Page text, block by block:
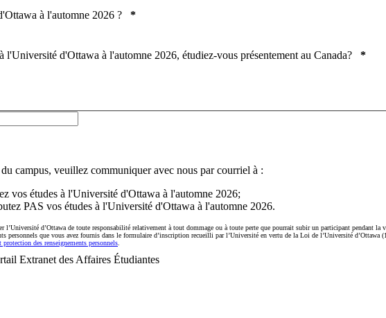
à l'automne 2026 ? *
l'Université d'Ottawa à l'automne 2026, étudiez-vous présentement au Canada? *
campus, veuillez communiquer avec nous par courriel à :
vos études à l'Université d'Ottawa à l'automne 2026;
PAS vos études à l'Université d'Ottawa à l'automne 2026.
l’Université d’Ottawa de toute responsabilité relativement à tout dommage ou à toute perte que pourrait subir un participant pendant
personnels que vous avez fournis dans le formulaire d’inscription recueilli par l’Université en vertu de la Loi de l’Université
des renseignements personnels.
Extranet des Affaires Étudiantes